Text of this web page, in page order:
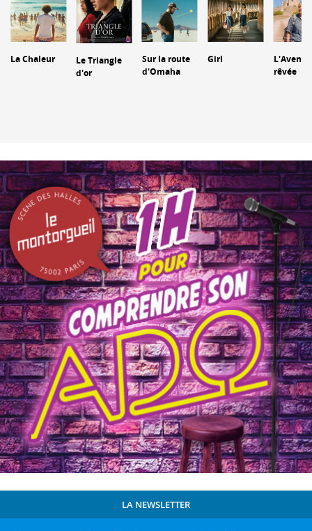
La Chaleur
Le Triangle
d'or
Sur la route
d'Omaha
Girl
rêvée
LA NEWSLETTER